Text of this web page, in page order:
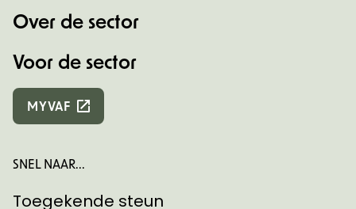
Over de sector
Voor de sector
MYVAF
SNEL NAAR...
Toegekende steun